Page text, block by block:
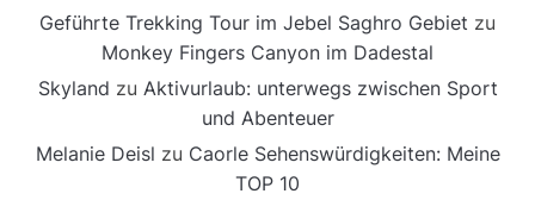
Geführte Trekking Tour im Jebel Saghro Gebiet zu
Monkey Fingers Canyon im Dadestal
Skyland zu Aktivurlaub: unterwegs zwischen Sport
und Abenteuer
Melanie Deisl zu Caorle Sehenswürdigkeiten: Meine
TOP 10